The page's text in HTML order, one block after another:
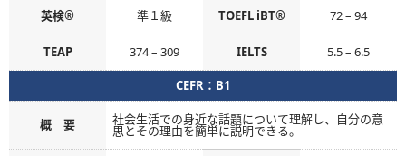
英検® 準１級 TOEFL iBT® 72 – 94
TEAP 374 – 309 IELTS 5.5 – 6.5
CEFR：B1
概 要 社会生活での身近な話題について理解し、自分の意
思とその理由を簡単に説明できる。